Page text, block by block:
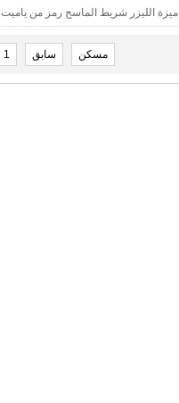
ميزة الليزر شريط الماسح رمز من ياميت
مسكن سابق 1